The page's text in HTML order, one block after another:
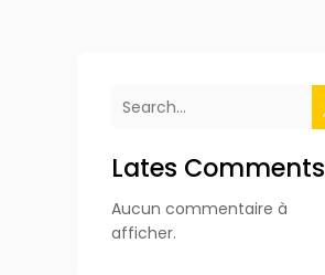
Lates Comments
Aucun commentaire à
afficher.